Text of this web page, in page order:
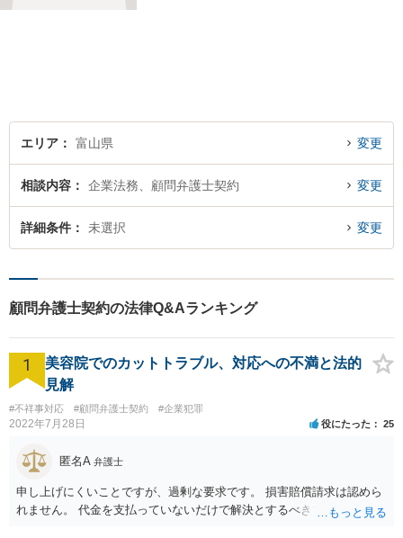
エリア 富山県 変更
相談内容 企業法務、顧問弁護士契約 変更
詳細条件 未選択 変更
顧問弁護士契約の法律Q&Aランキング
1
美容院でのカットトラブル、対応への不満と法的
見解
#不祥事対応 #顧問弁護士契約 #企業犯罪
2022年7月28日 役にたった 25
匿名A 弁護士
申し上げにくいことですが、過剰な要求です。 損害賠償請求は認めら
れません。 代金を支払っていないだけで解決とするべきでしょう。